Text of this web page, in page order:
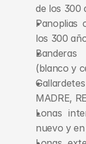
de los 300
Panoplias
los 300
(blanco y
MADRE,
Lonas
nuevo y